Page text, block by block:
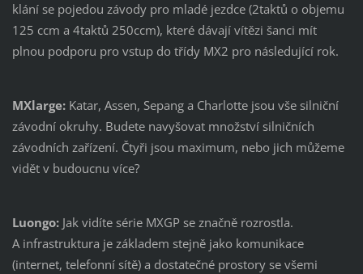
klání se pojedou závody pro mladé jezdce (2taktů o objemu
125 ccm a 4taktů 250ccm), které dávají vítězi šanci mít
plnou podporu pro vstup do třídy MX2 pro následující rok.
MXlarge:Katar, Assen, Sepang a Charlotte jsou vše silniční
závodní okruhy. Budete navyšovat množství silničních
závodních zařízení. Čtyři jsou maximum, nebo jich můžeme
vidět v budoucnu více?
Luongo:Jak vidíte série MXGP se značně rozrostla.
A infrastruktura je základem stejně jako komunikace
(internet, telefonní sítě) a dostatečné prostory se všemi